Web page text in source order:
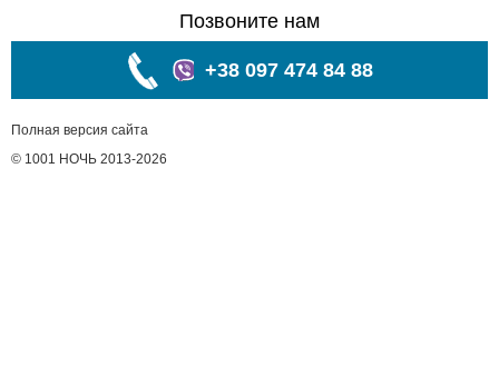
Позвоните нам
+38 097 474 84 88
Полная версия сайта
© 1001 НОЧЬ 2013-2026